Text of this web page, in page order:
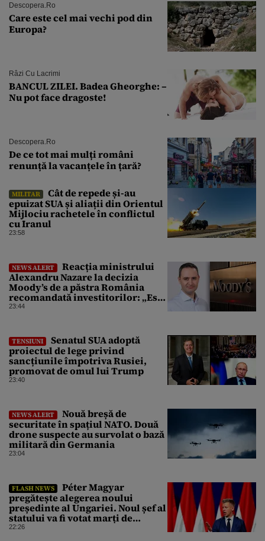
Descopera.ro
Care este cel mai vechi pod din
Europa?
Râzi Cu Lacrimi
BANCUL ZILEI. Badea Gheorghe: –
Nu pot face dragoste!
Descopera.ro
De ce tot mai mulți români
renunță la vacanțele în țară?
MILITAR
Cât de repede și-au
epuizat SUA și aliații din Orientul
Mijlociu rachetele în conflictul
cu Iranul
23:58
NEWS ALERT
Reacția ministrului
Alexandru Nazare la decizia
Moody’s de a păstra România
recomandată investitorilor: „Este
un răgaz, dar în niciun caz un
23:44
TENSIUNI
Senatul SUA adoptă
proiectul de lege privind
sancțiunile împotriva Rusiei,
promovat de omul lui Trump
23:40
NEWS ALERT
Nouă breșă de
securitate în spațiul NATO. Două
drone suspecte au survolat o bază
militară din Germania
23:04
FLASH NEWS
Péter Magyar
pregătește alegerea noului
președinte al Ungariei. Noul șef al
statului va fi votat marți de
Parlament
22:26